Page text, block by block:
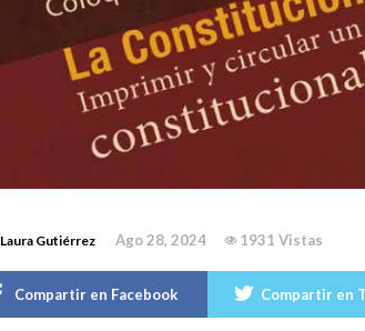
Laura Gutiérrez Ago 28, 2024 1931 Vistas
Compartir en Facebook Compartir en